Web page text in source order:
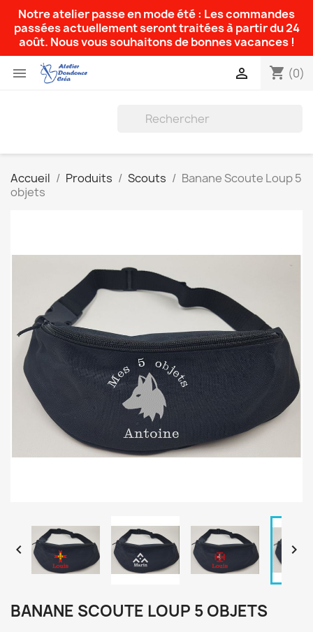
Notre atelier passe en mode été : Les commandes
passées actuellement seront traitées à partir du 24
août. Nous vous souhaitons de bonnes vacances !
 shopping_cart (0)

Accueil Produits Scouts
Banane Scoute Loup 5
objets
 
BANANE SCOUTE LOUP 5 OBJETS